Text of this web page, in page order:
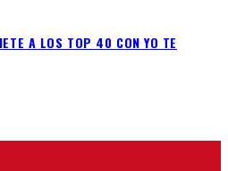
A LOS TOP 40 CON YO TE